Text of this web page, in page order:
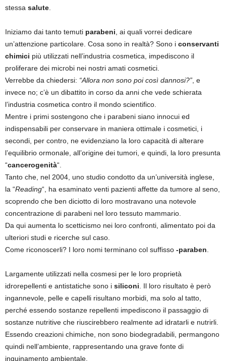
stessa salute
Iniziamo dai tanto temuti parabeni , ai quali vorrei dedicare
un’attenzione particolare. Cosa sono in realtà? Sono i conservanti
chimici più utilizzati nell’industria cosmetica, impediscono il
proliferare dei microbi nei nostri amati cosmetici.
Verrebbe da chiedersi: “Allora non sono poi così dannosi?” , e
invece no; c’è un dibattito in corso da anni che vede schierata
l’industria cosmetica contro il mondo scientifico.
Mentre i primi sostengono che i parabeni siano innocui ed
indispensabili per conservare in maniera ottimale i cosmetici, i
secondi, per contro, ne evidenziano la loro capacità di alterare
l’equilibrio ormonale, all’origine dei tumori, e quindi, la loro presunta
“cancerogenità“.
Tanto che, nel 2004, uno studio condotto da un’università inglese,
la “Reading“, ha esaminato venti pazienti affette da tumore al seno,
scoprendo che ben diciotto di loro mostravano una notevole
concentrazione di parabeni nel loro tessuto mammario.
Da qui aumenta lo scetticismo nei loro confronti, alimentato poi da
ulteriori studi e ricerche sul caso.
Come riconoscerli? I loro nomi terminano col suffisso -paraben
Largamente utilizzati nella cosmesi per le loro proprietà
idrorepellenti e antistatiche sono i siliconi . Il loro risultato è però
ingannevole, pelle e capelli risultano morbidi, ma solo al tatto,
perché essendo sostanze repellenti impediscono il passaggio di
sostanze nutritive che riuscirebbero realmente ad idratarli e nutrirli.
Essendo creazioni chimiche, non sono biodegradabili, permangono
quindi nell’ambiente, rappresentando una grave fonte di
inquinamento ambientale.